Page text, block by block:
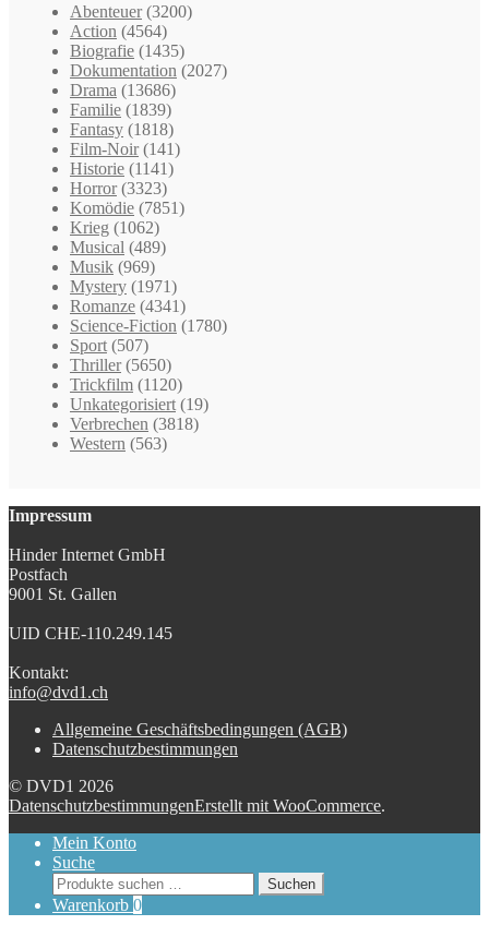
Abenteuer (3200)
Action (4564)
Biografie (1435)
Dokumentation (2027)
Drama (13686)
Familie (1839)
Fantasy (1818)
Film-Noir (141)
Historie (1141)
Horror (3323)
Komödie (7851)
Krieg (1062)
Musical (489)
Musik (969)
Mystery (1971)
Romanze (4341)
Science-Fiction (1780)
Sport (507)
Thriller (5650)
Trickfilm (1120)
Unkategorisiert (19)
Verbrechen (3818)
Western (563)
Impressum
Hinder Internet GmbH
Postfach
9001 St. Gallen
UID CHE-110.249.145
Kontakt:
info@dvd1.ch
Allgemeine Geschäftsbedingungen (AGB)
Datenschutzbestimmungen
© DVD1 2026
DatenschutzbestimmungenErstellt mit WooCommerce.
Mein Konto
Suche
Suchen
nach:
Suchen
Warenkorb 0